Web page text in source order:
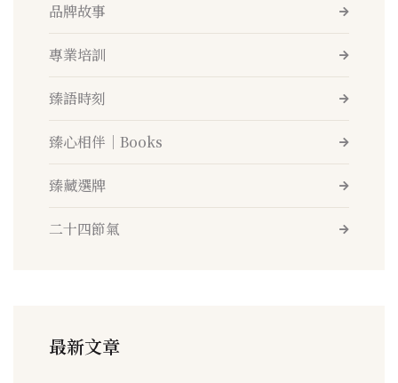
品牌故事
專業培訓
臻語時刻
臻心相伴│Books
臻藏選牌
二十四節氣
最新文章